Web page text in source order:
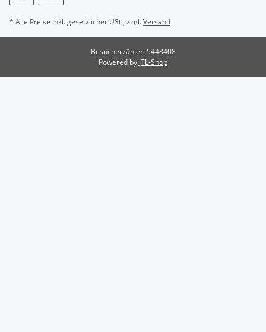
* Alle Preise inkl. gesetzlicher USt., zzgl.Versand
Besucherzähler: 5448408
Powered by JTL-Shop